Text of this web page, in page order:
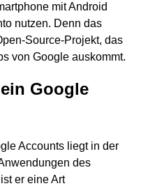
mit Android
nutzen. Denn das
Source-Projekt, das
von Google auskommt.
Google
Accounts liegt in der
des
er eine Art